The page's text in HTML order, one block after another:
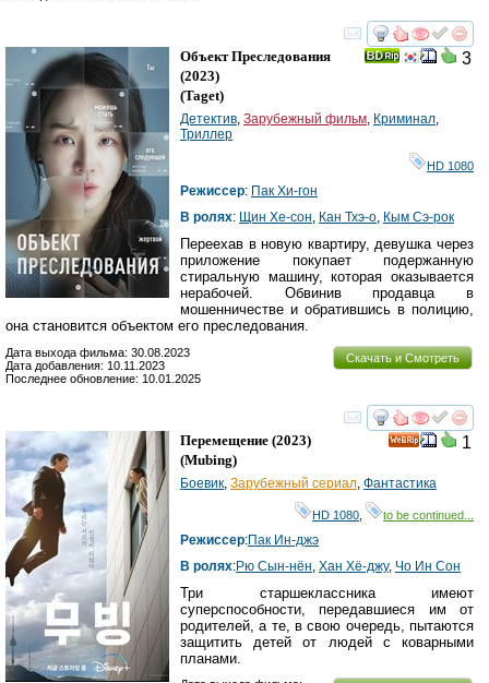
смотреть
3
Объект Преследования
(2023)
(Taget)
Детектив Зарубежный фильм Криминал
Триллер
HD 1080
Режиссер: Пак Хи-гон
В ролях: Щин Хе-сон Кан Тхэ-о Кым Сэ-рок
Переехав в новую квартиру, девушка через
приложение покупает подержанную
стиральную машину, которая оказывается
нерабочей. Обвинив продавца в
мошенничестве и обратившись в полицию,
она становится объектом его преследования.
Скачать и Смотреть
Дата выхода фильма: 30.08.2023
Дата добавления: 10.11.2023
Последнее обновление: 10.01.2025
смотреть
1
Перемещение (2023)
(Mubing)
Боевик Зарубежный сериал Фантастика
HD 1080 to be continued...
Режиссер:Пак Ин-джэ
В ролях:Рю Сын-нён Хан Хё-джу, Чо Ин Сон
Три старшеклассника имеют
суперспособности, передавшиеся им от
родителей, а те, в свою очередь, пытаются
защитить детей от людей с коварными
планами.